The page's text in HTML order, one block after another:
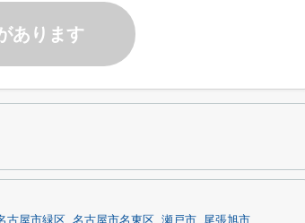
あります
古屋市緑区 名古屋市名東区 瀬戸市 尾張旭市